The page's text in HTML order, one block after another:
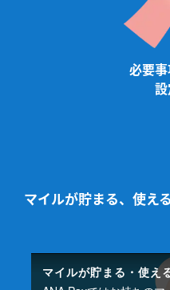
必要
マイルが貯まる、使え